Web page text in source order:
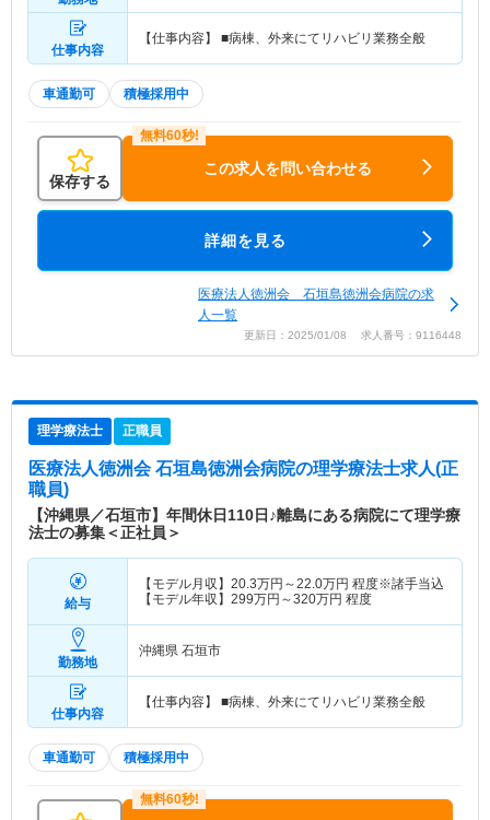
仕事内容
【仕事内容】 ■病棟、外来にてリハビリ業務全般
車通勤可 積極採用中
保存する
この求人を問い合わせる
詳細を見る
医療法人徳洲会 石垣島徳洲会病院の求
人一覧
更新日：2025/01/08 求人番号：9116448
理学療法士 正職員
医療法人徳洲会 石垣島徳洲会病院の理学療法士求人(正
職員)
【沖縄県／石垣市】年間休日110日♪離島にある病院にて理学療
法士の募集＜正社員＞
給与
【モデル月収】 20.3万円～22.0万円 程度※諸手当込
【モデル年収】 299万円～320万円 程度
勤務地
沖縄県 石垣市
仕事内容
【仕事内容】 ■病棟、外来にてリハビリ業務全般
車通勤可 積極採用中